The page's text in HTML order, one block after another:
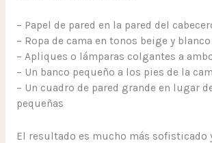
– Papel de pared en la pared del
– Ropa de cama en tonos beige y
– Apliques o lámparas colgantes a
– Un banco pequeño a los pies de la
– Un cuadro de pared grande en lugar
pequeñas
El resultado es mucho más sofisticado